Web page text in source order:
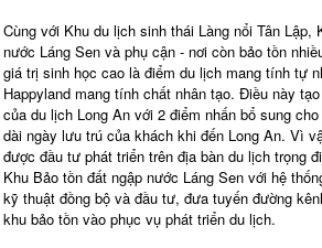
Cùng với Khu du lịch sinh thái Làng nổi Tân Lập,
nước Láng Sen và phụ cận - nơi còn bảo tồn
giá trị sinh học cao là điểm du lịch mang tính tự
Happyland mang tính chất nhân tạo. Điều này
của du lịch Long An với 2 điểm nhấn bổ sung
dài ngày lưu trú của khách khi đến Long An. Vì
được đầu tư phát triển trên địa bàn du lịch trọng
Khu Bảo tồn đất ngập nước Láng Sen với hệ
kỹ thuật đồng bộ và đầu tư, đưa tuyến đường
khu bảo tồn vào phục vụ phát triển du lịch.